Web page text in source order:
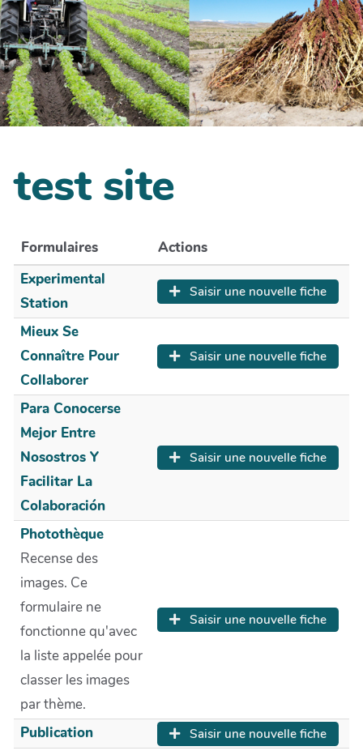
test site
Formulaires
Actions
Experimental
Station
Saisir une nouvelle fiche
Mieux Se
Connaître Pour
Collaborer
Saisir une nouvelle fiche
Para Conocerse
Mejor Entre
Nosostros Y
Facilitar La
Colaboración
Saisir une nouvelle fiche
Photothèque
Recense des
images. Ce
formulaire ne
fonctionne qu'avec
la liste appelée pour
classer les images
par thème.
Saisir une nouvelle fiche
Publication Saisir une nouvelle fiche